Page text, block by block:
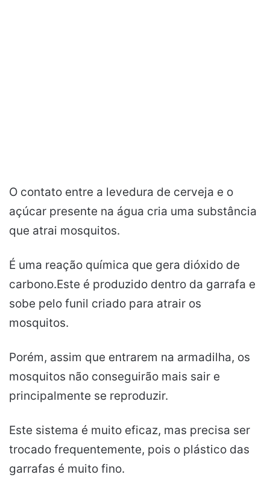
O contato entre a levedura de cerveja e o
açúcar presente na água cria uma substância
que atrai mosquitos.
É uma reação química que gera dióxido de
carbono.Este é produzido dentro da garrafa e
sobe pelo funil criado para atrair os
mosquitos.
Porém, assim que entrarem na armadilha, os
mosquitos não conseguirão mais sair e
principalmente se reproduzir.
Este sistema é muito eficaz, mas precisa ser
trocado frequentemente, pois o plástico das
garrafas é muito fino.